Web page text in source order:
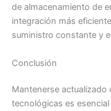
de almacenamiento de
integración más
suministro constante y
Conclusión
Mantenerse
tecnológicas es